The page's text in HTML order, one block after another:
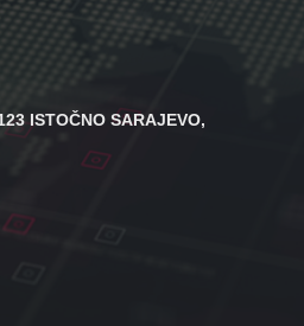
ISTOČNO SARAJEVO,